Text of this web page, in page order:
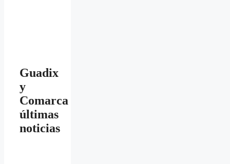
Guadix
y
Comarca
últimas
noticias